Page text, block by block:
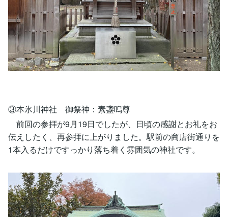
③本氷川神社 御祭神：素盞嗚尊
前回の参拝が9月19日でしたが、日頃の感謝とお礼をお
伝えしたく、再参拝に上がりました。駅前の商店街通りを
1本入るだけですっかり落ち着く雰囲気の神社です。